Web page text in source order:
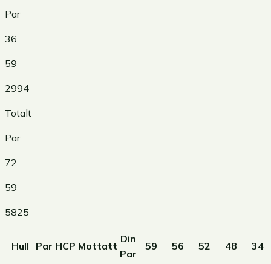
Par
36
59
2994
Totalt
Par
72
59
5825
Hull Par HCP Mottatt
Din
Par
59 56 52 48 34